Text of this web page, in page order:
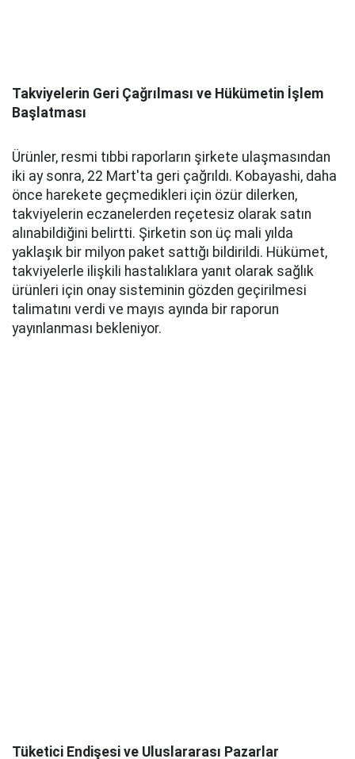
Takviyelerin Geri Çağrılması ve Hükümetin İşlem
Başlatması
Ürünler, resmi tıbbi raporların şirkete ulaşmasından
iki ay sonra, 22 Mart'ta geri çağrıldı. Kobayashi, daha
önce harekete geçmedikleri için özür dilerken,
takviyelerin eczanelerden reçetesiz olarak satın
alınabildiğini belirtti. Şirketin son üç mali yılda
yaklaşık bir milyon paket sattığı bildirildi. Hükümet,
takviyelerle ilişkili hastalıklara yanıt olarak sağlık
ürünleri için onay sisteminin gözden geçirilmesi
talimatını verdi ve mayıs ayında bir raporun
yayınlanması bekleniyor.
Tüketici Endişesi ve Uluslararası Pazarlar